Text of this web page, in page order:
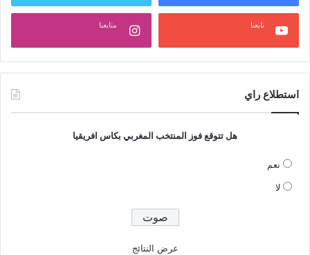
تابعنا متابعنا
استطلاع راي
هل تتوقع فوز المنتخب المغربي بكاس افريقيا
نعم
لا
عرض النتائج